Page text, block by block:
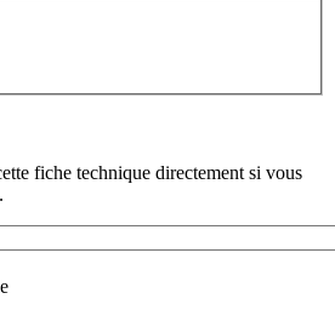
fiche technique directement si vous